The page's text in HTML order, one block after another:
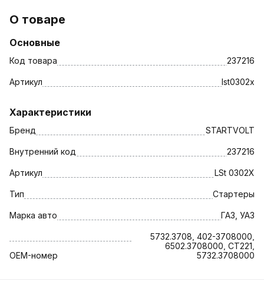
О товаре
Основные
Код товара 237216
Артикул lst0302x
Характеристики
Бренд STARTVOLT
Внутренний код 237216
Артикул LSt 0302X
Тип Стартеры
Марка авто ГАЗ, УАЗ
OEM-номер
5732.3708, 402-3708000,
6502.3708000, СТ221,
5732.3708000